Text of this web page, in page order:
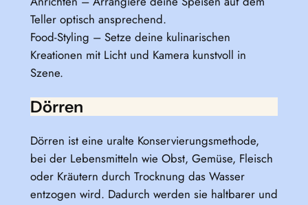
Teller optisch ansprechend.
Food-Styling – Setze deine kulinarischen
Kreationen mit Licht und Kamera kunstvoll in
Szene.
Dörren
Dörren ist eine uralte Konservierungsmethode,
bei der Lebensmitteln wie Obst, Gemüse, Fleisch
oder Kräutern durch Trocknung das Wasser
entzogen wird. Dadurch werden sie haltbarer und